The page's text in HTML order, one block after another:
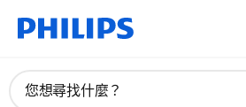
您想尋找什麼？